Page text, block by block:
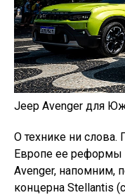
Jeep Avenger для
О технике ни
Европе ее реформы
Avenger, напомним,
концерна Stellantis